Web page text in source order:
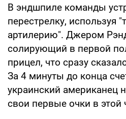
В эндшпиле команды
перестрелку, используя
артилерию". Джером
солирующий в первой
прицел, что сразу
За 4 минуты до конца
украинский американец
свои первые очки в этой